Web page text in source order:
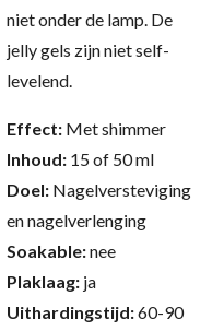
niet onder de lamp. De
jelly gels zijn niet self-
levelend.
Effect: Met shimmer
Inhoud: 15 of 50 ml
Doel: Nagelversteviging
en nagelverlenging
Soakable:nee
Plaklaag: ja
Uithardingstijd:60-90